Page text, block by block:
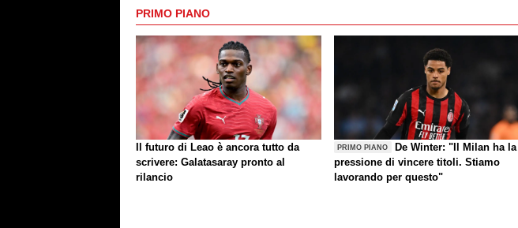
PRIMO PIANO
Il futuro di Leao è ancora tutto da
scrivere: Galatasaray pronto al
rilancio
PRIMO PIANO
De Winter: "Il Milan ha la
pressione di vincere titoli. Stiamo
lavorando per questo"